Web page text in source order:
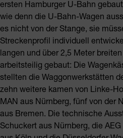
ersten Hamburger U-Bahn
wie denn die U-Bahn-Wagen
es nicht von der Stange, sie
Streckenprofil individuell
langen und über 2,5 Meter
arbeitsteilig gebaut: Die
stellten die Waggonwerkstätten
zehn weitere kamen von Linke-
MAN aus Nürnberg, fünf von der
aus Bremen. Die technische
Schuckert aus Nürnberg, die